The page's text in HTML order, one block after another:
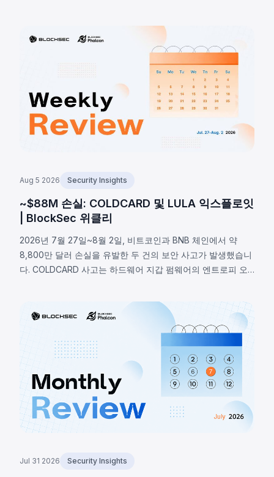
Aug 5 2026 Security Insights
~$88M 손실: COLDCARD 및 LULA 익스플로잇
| BlockSec 위클리
2026년 7월 27일~8월 2일, 비트코인과 BNB 체인에서 약
8,800만 달러 손실을 유발한 두 건의 보안 사고가 발생했습니
다. COLDCARD 사고는 하드웨어 지갑 펌웨어의 엔트로피 오
BNB 체인의 LULA 토큰은 비즈니스 로직 취약점으로
`recycle()` 함수가 악용되어 PancakeSwap V2 유동성에서
약 57만 8천 달러가 유출됐습니다.
Jul 31 2026 Security Insights